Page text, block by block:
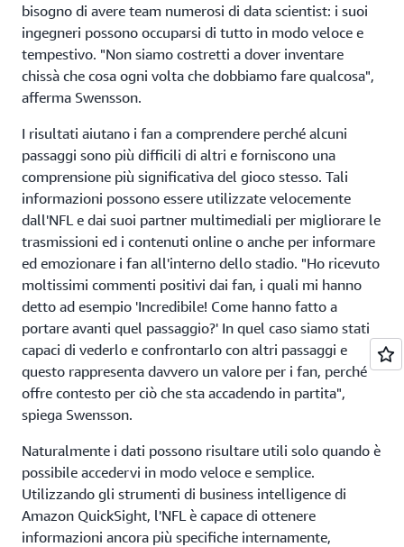
bisogno di avere team numerosi di data scientist: i suoi
ingegneri possono occuparsi di tutto in modo veloce e
tempestivo. "Non siamo costretti a dover inventare
chissà che cosa ogni volta che dobbiamo fare qualcosa",
afferma Swensson.
I risultati aiutano i fan a comprendere perché alcuni
passaggi sono più difficili di altri e forniscono una
comprensione più significativa del gioco stesso. Tali
informazioni possono essere utilizzate velocemente
dall'NFL e dai suoi partner multimediali per migliorare le
trasmissioni ed i contenuti online o anche per informare
ed emozionare i fan all'interno dello stadio. "Ho ricevuto
moltissimi commenti positivi dai fan, i quali mi hanno
detto ad esempio 'Incredibile! Come hanno fatto a
portare avanti quel passaggio?' In quel caso siamo stati
capaci di vederlo e confrontarlo con altri passaggi e
questo rappresenta davvero un valore per i fan, perché
offre contesto per ciò che sta accadendo in partita",
spiega Swensson.
Naturalmente i dati possono risultare utili solo quando è
possibile accedervi in modo veloce e semplice.
Utilizzando gli strumenti di business intelligence di
Amazon QuickSight, l'NFL è capace di ottenere
informazioni ancora più specifiche internamente,